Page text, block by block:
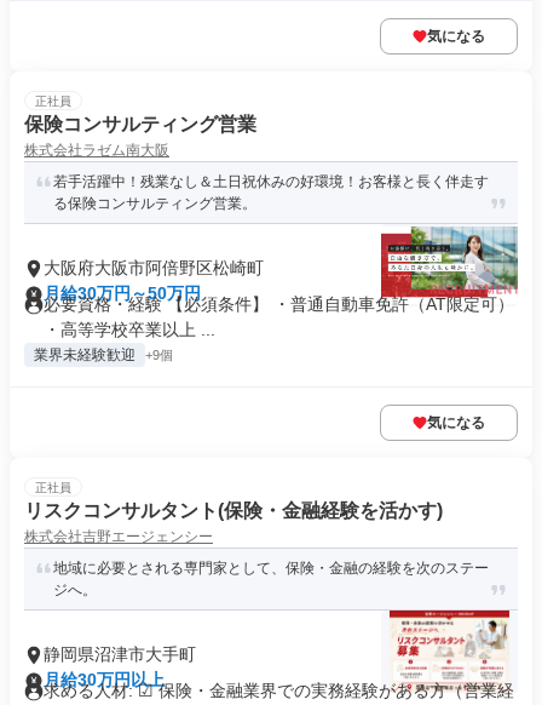
気になる
正社員
保険コンサルティング営業
株式会社ラゼム南大阪
若手活躍中！残業なし＆土日祝休みの好環境！お客様と長く伴走す
る保険コンサルティング営業。
大阪府大阪市阿倍野区松崎町
月給30万円～50万円
必要資格・経験 【必須条件】 ・普通自動車免許（AT限定可）
・高等学校卒業以上 ...
業界未経験歓迎 +9個
気になる
正社員
リスクコンサルタント(保険・金融経験を活かす)
株式会社吉野エージェンシー
地域に必要とされる専門家として、保険・金融の経験を次のステー
ジへ。
静岡県沼津市大手町
月給30万円以上
求める人材: ☑ 保険・金融業界での実務経験がある方（営業経